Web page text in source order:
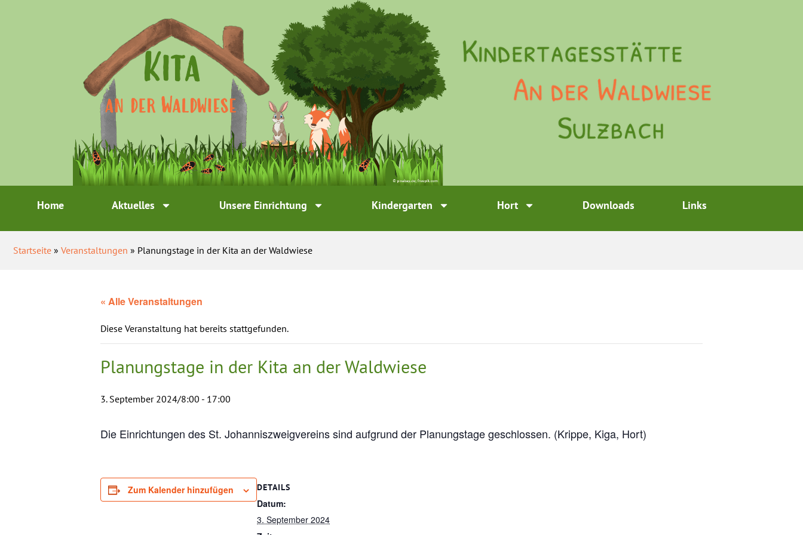
Home Aktuelles Unsere Einrichtung Kindergarten Hort Downloads Links
Startseite » Veranstaltungen » Planungstage in der Kita an der Waldwiese
« Alle Veranstaltungen
Diese Veranstaltung hat bereits stattgefunden.
Planungstage in der Kita an der Waldwiese
3. September 2024/8:00 - 17:00
Die Einrichtungen des St. Johanniszweigvereins sind aufgrund der Planungstage geschlossen. (Krippe, Kiga, Hort)
Zum Kalender hinzufügen DETAILS
Datum:
3. September 2024